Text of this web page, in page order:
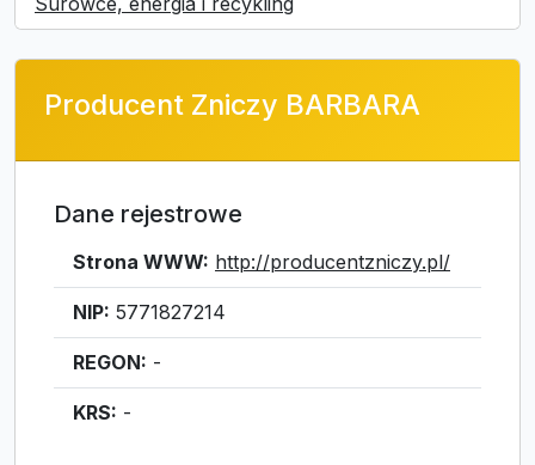
Producent Zniczy BARBARA
Dane rejestrowe
Strona WWW: http://producentzniczy.pl/
NIP: 5771827214
REGON: -
KRS: -